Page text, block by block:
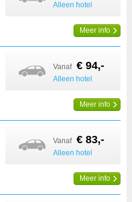
Alleen hotel
Meer info
Vanaf € 94,-
Alleen hotel
Meer info
Vanaf € 83,-
Alleen hotel
Meer info